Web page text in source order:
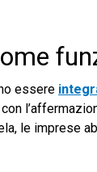
essere
le imprese